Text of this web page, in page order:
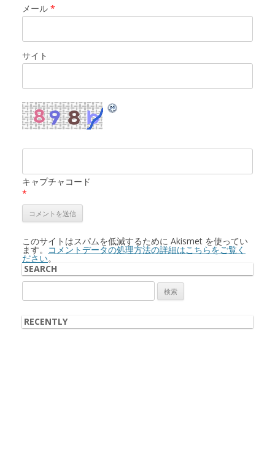
メール *
サイト
キャプチャコード
*
このサイトはスパムを低減するために Akismet を使ってい
ます。 コメントデータの処理方法の詳細はこちらをご覧く
ださい。
SEARCH
索:
RECENTLY